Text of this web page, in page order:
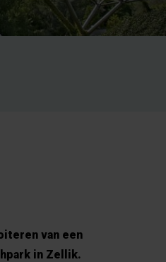
van een
in Zellik.